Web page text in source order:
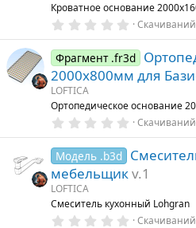
Кроватное основание
0
0
з
в
з
д
Скачиваний
Фрагмент .fr3d
2000х800мм для
LOFTICA
Ортопедическое основание
0
0
в
з
д
Скачиваний
Модель .b3d
мебельщикv.1
LOFTICA
Смеситель кухонный Lohgran
0Скачиваний